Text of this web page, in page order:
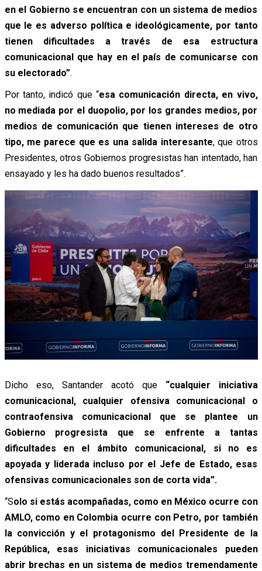
en el Gobierno se encuentran con un sistema de medios
que le es adverso política e ideológicamente, por tanto
tienen dificultades a través de esa estructura
comunicacional que hay en el país de comunicarse con
su electorado”.
Por tanto, indicó que “esa comunicación directa, en vivo,
no mediada por el duopolio, por los grandes medios, por
medios de comunicación que tienen intereses de otro
tipo, me parece que es una salida interesante, que otros
Presidentes, otros Gobiernos progresistas han intentado, han
ensayado y les ha dado buenos resultados”.
Dicho eso, Santander acotó que“cualquier iniciativa
comunicacional, cualquier ofensiva comunicacional o
contraofensiva comunicacional que se plantee un
Gobierno progresista que se enfrente a tantas
dificultades en el ámbito comunicacional, si no es
apoyada y liderada incluso por el Jefe de Estado, esas
ofensivas comunicacionales son de corta vida”.
“Solo si estás acompañadas, como en México ocurre con
AMLO, como en Colombia ocurre con Petro, por también
la convicción y el protagonismo del Presidente de la
República, esas iniciativas comunicacionales pueden
abrir brechas en un sistema de medios tremendamente